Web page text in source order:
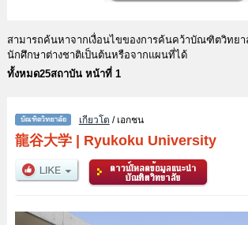
สามารถค้นหาจากเงื่อนไขของการค้นคว้าบัณฑิตวิทยา
นักศึกษาต่างชาติเป็นต้นหรือจากแผนที่ได้
ทั้งหมด25สถาบัน หน้าที่ 1
เกียวโต / เอกชน
龍谷大学| Ryukoku University